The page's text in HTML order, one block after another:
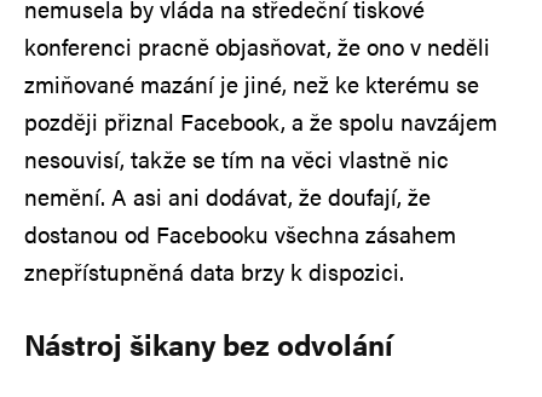
nemusela by vláda na středeční tiskové
konferenci pracně objasňovat, že ono v neděli
zmiňované mazání je jiné, než ke kterému se
později přiznal Facebook, a že spolu navzájem
nesouvisí, takže se tím na věci vlastně nic
nemění. A asi ani dodávat, že doufají, že
dostanou od Facebooku všechna zásahem
znepřístupněná data brzy k dispozici.
Nástroj šikany bez odvolání